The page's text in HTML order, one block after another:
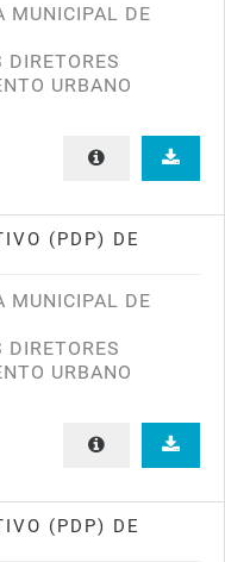
MUNICIPAL DE
DIRETORES
URBANO
(PDP) DE
MUNICIPAL DE
DIRETORES
URBANO
(PDP) DE